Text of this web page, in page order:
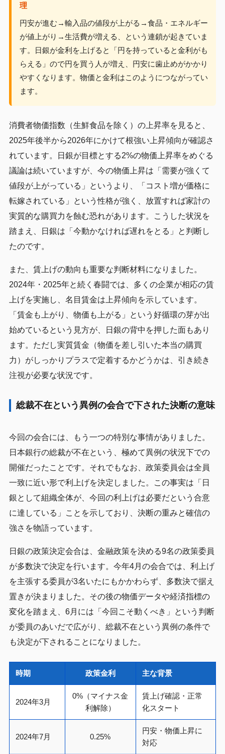
理
円安が進む→輸入品の値段が上がる→食品・エネルギー
が値上がり→生活費が増える、という連鎖が起きていま
す。日銀が金利を上げると「円を持っていると金利がも
らえる」ので円を買う人が増え、円安に歯止めがかかり
やすくなります。物価と金利はこのようにつながってい
ます。
消費者物価指数（生鮮食品を除く）の上昇率を見ると、
2025年後半から2026年にかけて根強い上昇傾向が確認さ
れています。日銀が目標とする2%の物価上昇率をめぐる
議論は続いていますが、今の物価上昇は「需要が強くて
値段が上がっている」というより、「コスト増が価格に
転嫁されている」という性格が強く、放置すれば家計の
実質的な購買力を蝕む恐れがあります。こうした状況を
踏まえ、日銀は「今動かなければ遅れをとる」と判断し
たのです。
また、賃上げの動向も重要な判断材料になりました。
2024年・2025年と続く春闘では、多くの企業が相応の賃
上げを実施し、名目賃金は上昇傾向を示しています。
「賃金も上がり、物価も上がる」という好循環の芽が出
始めているという見方が、日銀の背中を押した面もあり
ます。ただし実質賃金（物価を差し引いた本当の購買
力）がしっかりプラスで定着するかどうかは、引き続き
注視が必要な状況です。
総裁不在という異例の会合で下された決断の意味
今回の会合には、もう一つの特別な事情がありました。
日本銀行の総裁が不在という、極めて異例の状況下での
開催だったことです。それでもなお、政策委員会は全員
一致に近い形で利上げを決定しました。この事実は「日
銀として組織全体が、今回の利上げは必要だという合意
に達している」ことを示しており、決断の重みと確信の
強さを物語っています。
日銀の政策決定会合は、金融政策を決める9名の政策委員
が多数決で決定を行います。今年4月の会合では、利上げ
を主張する委員が3名いたにもかかわらず、多数決で据え
置きが決まりました。その後の物価データや経済指標の
変化を踏まえ、6月には「今回こそ動くべき」という判断
が委員のあいだで広がり、総裁不在という異例の条件で
も決定が下されることになりました。
時期 政策金利 主な背景
2024年3月
0%（マイナス金
利解除）
賃上げ確認・正常
化スタート
2024年7月 0.25%
円安・物価上昇に
対応